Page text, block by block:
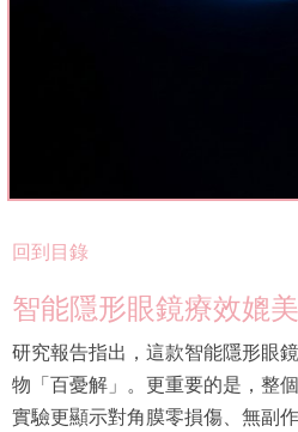
回到目錄
智能隱形眼鏡療效媲
研究報告指出，這款智能隱形眼
物「百憂解」。更重要的是，整
實驗更顯示對角膜零損傷、無副